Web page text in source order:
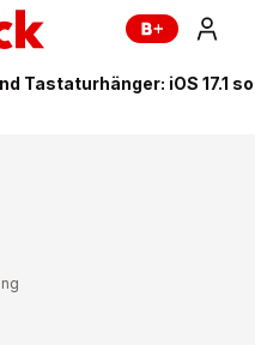
Tastaturhänger: iOS 17.1